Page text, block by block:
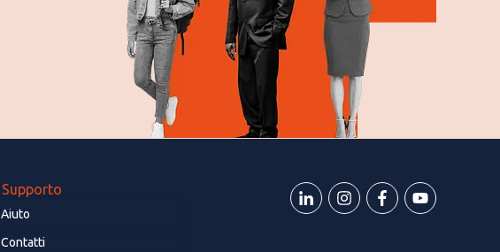
Supporto
Aiuto
Contatti